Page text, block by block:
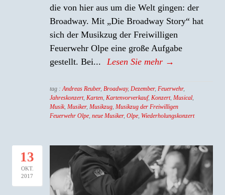
die von hier aus um die Welt gingen: der
Broadway. Mit „Die Broadway Story“ hat
sich der Musikzug der Freiwilligen
Feuerwehr Olpe eine große Aufgabe
gestellt. Bei...
Lesen Sie mehr →
tag :Andreas Reuber, Broadway, Dezember, Feuerwehr,
Jahreskonzert, Karten, Kartenvorverkauf, Konzert, Musical,
Musik, Musiker, Musikzug, Musikzug der Freiwilligen
Feuerwehr Olpe, neue Musiker, Olpe, Wiederholungskonzert
13
OKT.
2017